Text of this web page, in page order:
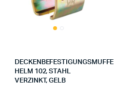
DECKENBEFESTIGUNGSMUFFE
HELM 102, STAHL
VERZINKT, GELB